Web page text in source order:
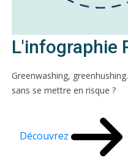
L'infographie
Greenwashing,
sans se mettre en risque ?
Découvrez